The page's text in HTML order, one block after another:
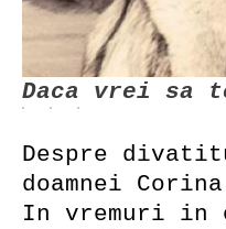
Daca vrei sa
Despre
doamnei
In vremuri in